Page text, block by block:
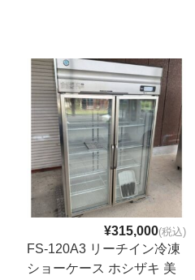
¥315,000(税込)
FS-120A3 リーチイン冷凍
ショーケース ホシザキ 美